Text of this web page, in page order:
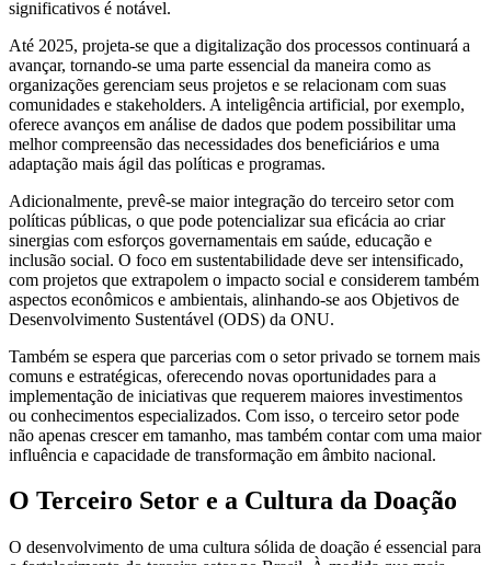
significativos é notável.
Até 2025, projeta-se que a digitalização dos processos continuará a
avançar, tornando-se uma parte essencial da maneira como as
organizações gerenciam seus projetos e se relacionam com suas
comunidades e stakeholders. A inteligência artificial, por exemplo,
oferece avanços em análise de dados que podem possibilitar uma
melhor compreensão das necessidades dos beneficiários e uma
adaptação mais ágil das políticas e programas.
Adicionalmente, prevê-se maior integração do terceiro setor com
políticas públicas, o que pode potencializar sua eficácia ao criar
sinergias com esforços governamentais em saúde, educação e
inclusão social. O foco em sustentabilidade deve ser intensificado,
com projetos que extrapolem o impacto social e considerem também
aspectos econômicos e ambientais, alinhando-se aos Objetivos de
Desenvolvimento Sustentável (ODS) da ONU.
Também se espera que parcerias com o setor privado se tornem mais
comuns e estratégicas, oferecendo novas oportunidades para a
implementação de iniciativas que requerem maiores investimentos
ou conhecimentos especializados. Com isso, o terceiro setor pode
não apenas crescer em tamanho, mas também contar com uma maior
influência e capacidade de transformação em âmbito nacional.
O Terceiro Setor e a Cultura da Doação
O desenvolvimento de uma cultura sólida de doação é essencial para